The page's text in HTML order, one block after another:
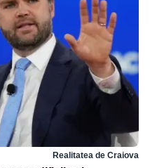
Realitatea de Craiova